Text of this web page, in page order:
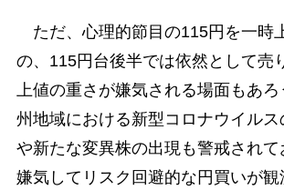
ただ、心理的節目の115円を一時
の、115円台後半では依然として売
上値の重さが嫌気される場面もあ
州地域における新型コロナウイルス
や新たな変異株の出現も警戒されて
嫌気してリスク回避的な円買いが観